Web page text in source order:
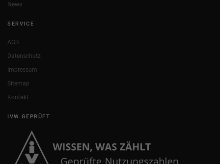
News
SERVICE
AGB
Datenschutz
Impressum
Sitemap
Kontakt
IVW GEPRÜFT